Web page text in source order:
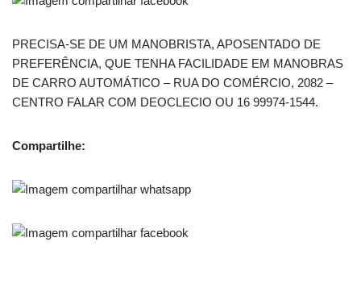
PRECISA-SE DE UM MANOBRISTA, APOSENTADO DE
PREFERÊNCIA, QUE TENHA FACILIDADE EM MANOBRAS
DE CARRO AUTOMÁTICO – RUA DO COMÉRCIO, 2082 –
CENTRO FALAR COM DEOCLECIO OU 16 99974-1544.
Compartilhe: